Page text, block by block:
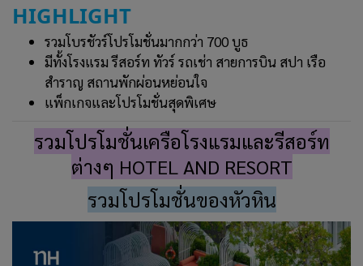
HIGHLIGHT
รวมโบรชัวร์โปรโมชั่นมากกว่า 700 บูธ
มีทั้งโรงแรม รีสอร์ท ทัวร์ รถเช่า สายการบิน สปา เรือ
สำราญ สถานพักผ่อนหย่อนใจ
แพ็กเกจและโปรโมชั่นสุดพิเศษ
รวมโปรโมชั่นเครือโรงแรมและรีสอร์ท
ต่างๆ HOTEL AND RESORT
รวมโปรโมชั่นของหัวหิน